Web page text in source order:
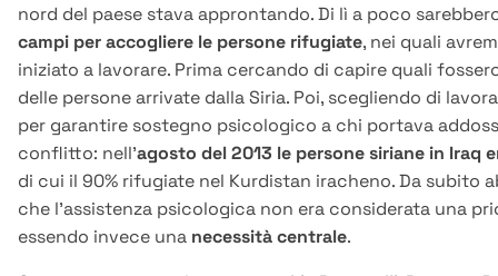
nord del paese stava approntando. Di lì a poco
campi per accogliere le persone rifugiate, nei quali
iniziato a lavorare. Prima cercando di capire quali
delle persone arrivate dalla Siria. Poi, scegliendo di
per garantire sostegno psicologico a chi portava
conflitto: nell’agosto del 2013 le persone siriane in Iraq
di cui il 90% rifugiate nel Kurdistan iracheno. Da subito
che l’assistenza psicologica non era considerata una
essendo invece una necessità centrale.